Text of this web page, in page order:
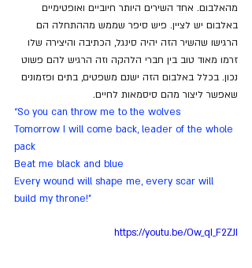
מהאלבום. אחד השירים היותר חיוביים ואופטימיים
באלבום יש לציין. פיש סיפר שממש מההתחלה הם
הרגישו שהשיר הזה יהיה סינגל, הכתיבה והיצירה שלו
זרמו מאוד טוב בין חברי הלהקה וזה הרגיש להם פשוט
נכון. בכלל באלבום הזה ישנם משפטים, בתים ופזמונים
שאפשר ליצור מהם סיסמאות לחיים.
“So you can throw me to the wolves
Tomorrow I will come back, leader of the whole
pack
Beat me black and blue
Every wound will shape me, every scar will
build my throne!”
https://youtu.be/Ow_qI_F2ZJI